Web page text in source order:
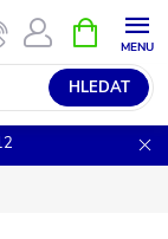
HLEDAT
NÁKUPNÍ
KOŠÍK